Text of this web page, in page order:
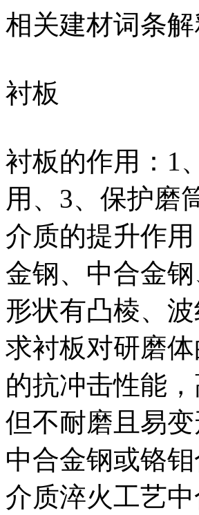
相关建材词条解
衬板
衬板的作用：1
用、3、保护磨
介质的提升作
金钢、中合金
形状有凸棱、
求衬板对研磨
的抗冲击性能
但不耐磨且易
中合金钢或铬
介质淬火工艺